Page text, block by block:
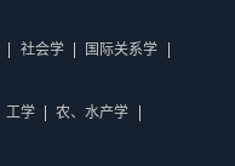
社会学 国际关系学
工学 农、水产学